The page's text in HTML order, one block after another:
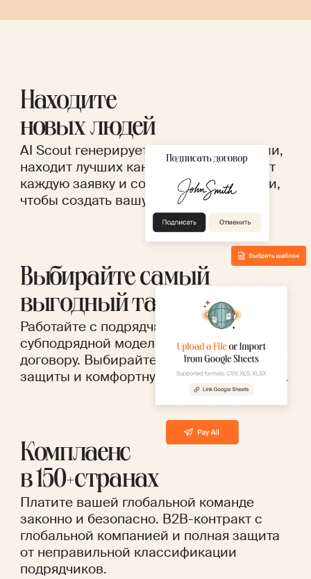
Находите
новых людей
AI Scout генерирует описание вакансии,
находит лучших кандидатов, оценивает
каждую заявку и сохраняет их профили,
чтобы создать вашу базу талантов.
Выбирайте самый
выгодный тариф
Работайте с подрядчиками по
субподрядной модели или по прямому
договору. Выбирайте нужный уровень
защиты и комфортную ценовую политику.
Комплаенс
в 150+странах
Платите вашей глобальной команде
законно и безопасно. B2B-контракт с
глобальной компанией и полная защита
от неправильной классификации
подрядчиков.